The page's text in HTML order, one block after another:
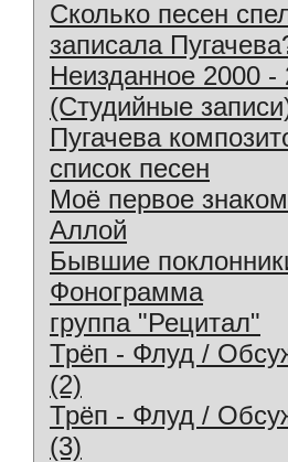
Сколько песен
записала
Неизданное 2000 -
(Студийные
Пугачева
список песен
Моё первое
Аллой
Бывшие
Фонограмма
группа "Рецитал"
Трёп - Флуд /
(2)
Трёп - Флуд /
(3)